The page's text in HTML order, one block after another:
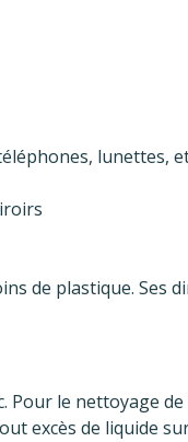
lunettes,
de plastique. Ses
le nettoyage
excès de liquide